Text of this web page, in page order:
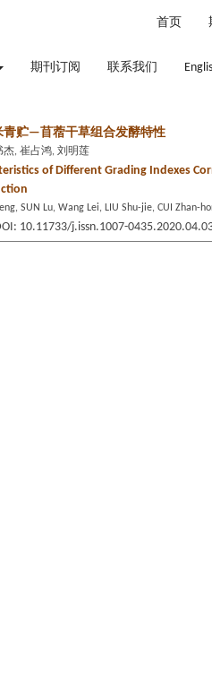
首页
期刊订阅 联系我们
青贮—苜蓿干草组合发酵特性
, 崔占鸿, 刘明莲
of Different Grading Indexes
SUN Lu, Wang Lei, LIU Shu-jie, CUI Zhan-
10.11733/j.issn.1007-